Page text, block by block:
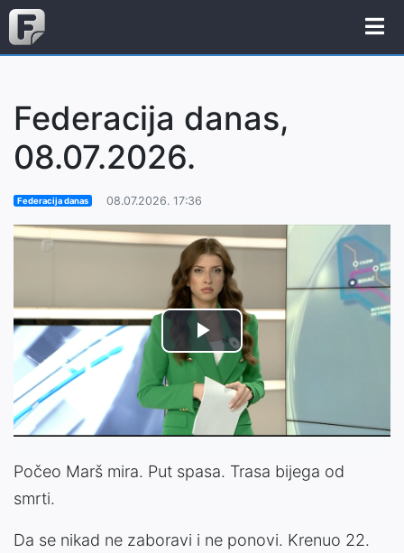
Federacija danas,
08.07.2026.
Federacija danas 08.07.2026. 17:36
Play
Video
Počeo Marš mira. Put spasa. Trasa bijega od
smrti.
Da se nikad ne zaboravi i ne ponovi. Krenuo 22.